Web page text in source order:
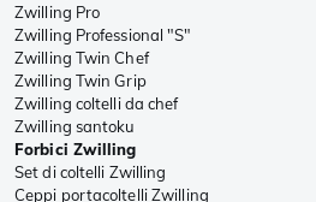
Zwilling Pro
Zwilling Professional "S"
Zwilling Twin Chef
Zwilling Twin Grip
Zwilling coltelli da chef
Zwilling santoku
Forbici Zwilling
Set di coltelli Zwilling
Ceppi portacoltelli Zwilling